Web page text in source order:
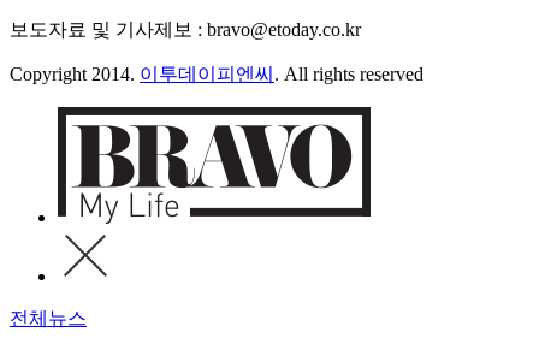
보도자료 및 기사제보 : bravo@etoday.co.kr
Copyright 2014. 이투데이피엔씨 . All rights reserved
전체뉴스